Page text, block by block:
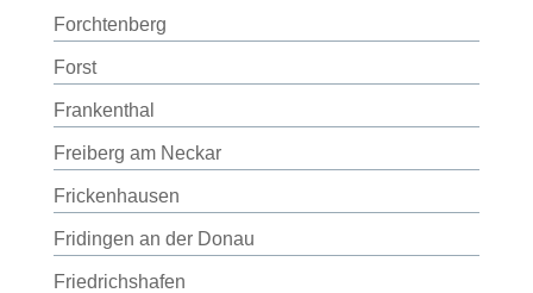
Forchtenberg
Forst
Frankenthal
Freiberg am Neckar
Frickenhausen
Fridingen an der Donau
Friedrichshafen